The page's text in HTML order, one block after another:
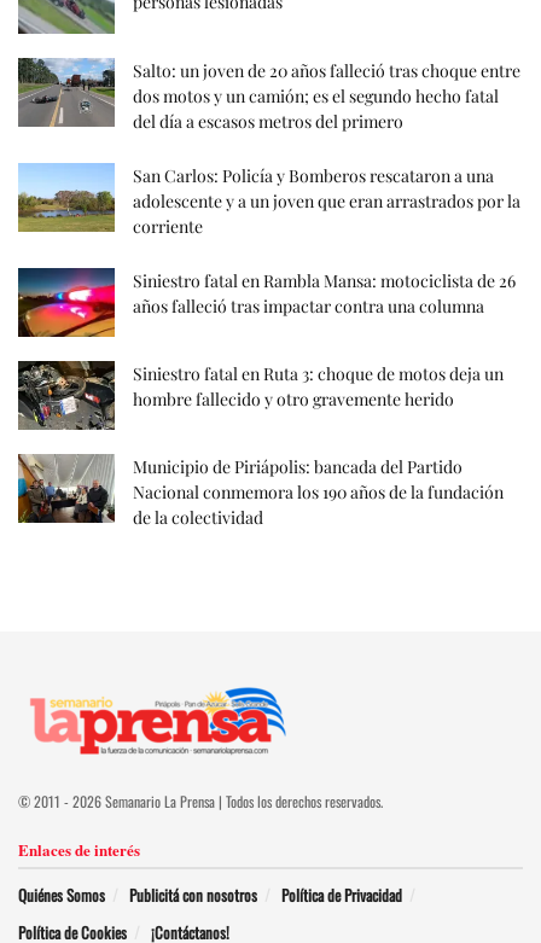
Salto: un joven de 20 años falleció tras choque entre
dos motos y un camión; es el segundo hecho fatal
del día a escasos metros del primero
San Carlos: Policía y Bomberos rescataron a una
adolescente y a un joven que eran arrastrados por la
corriente
Siniestro fatal en Rambla Mansa: motociclista de 26
años falleció tras impactar contra una columna
Siniestro fatal en Ruta 3: choque de motos deja un
hombre fallecido y otro gravemente herido
Municipio de Piriápolis: bancada del Partido
Nacional conmemora los 190 años de la fundación
de la colectividad
© 2011 - 2026 Semanario La Prensa | Todos los derechos reservados.
Enlaces de interés
Quiénes Somos Publicitá con nosotros
Política de Privacidad
Política de Cookies
¡Contáctanos!